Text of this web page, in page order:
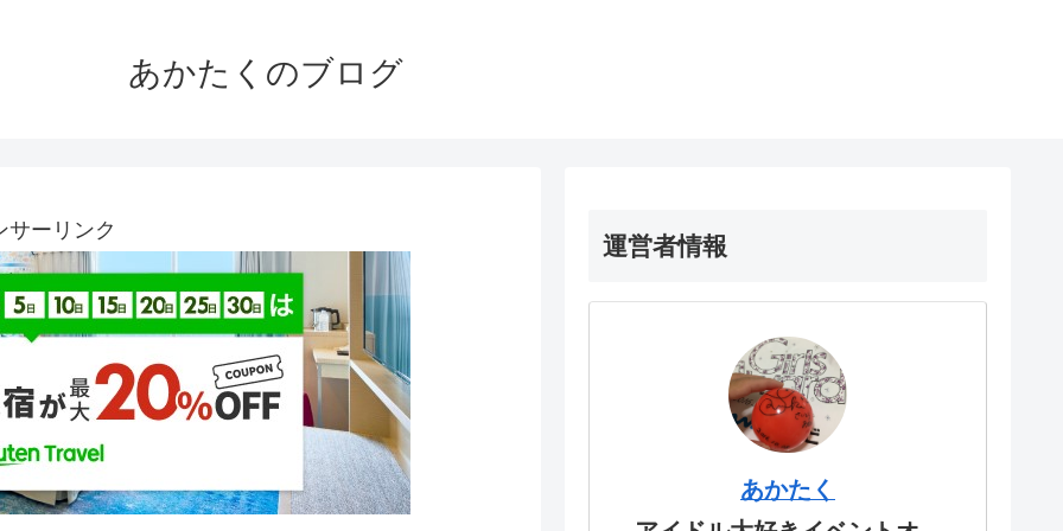
あかたくのブログ
サーリンク
運営者情報
あかたく